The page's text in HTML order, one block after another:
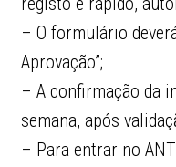
– O formulário
Aprovação”;
– A confirmação da
semana, após
– Para entrar no